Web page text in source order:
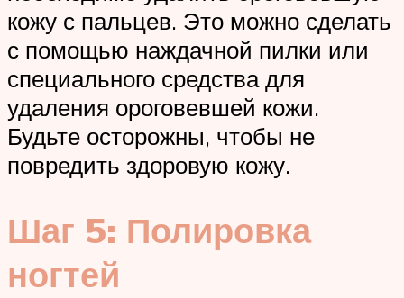
кожу с пальцев. Это можно сделать
с помощью наждачной пилки или
специального средства для
удаления ороговевшей кожи.
Будьте осторожны, чтобы не
повредить здоровую кожу.
Шаг 5: Полировка
ногтей